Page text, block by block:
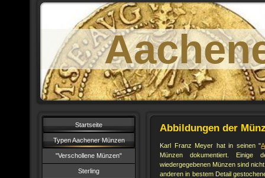
Startseite
Typen Aachener Münzen
"Verschollene Münzen"
Sterling
Abbildungen der
Karl Franz Meyer hat in seinen "
Münzen dokumentiert.
wiedergegebenen Münzen sind
anderen in bestem Detail